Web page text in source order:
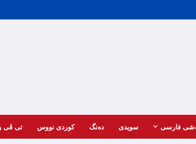
فارسی سویدی دەنگ کوردی نووس تی ڤی